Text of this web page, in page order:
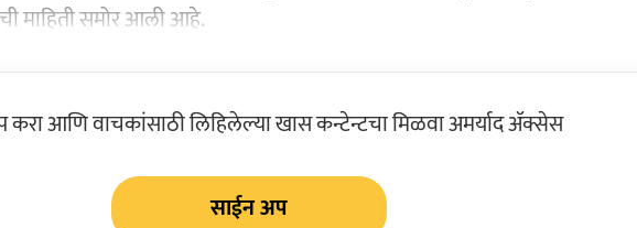
माहिती समोर आली आहे.
करा आणि वाचकांसाठी लिहिलेल्या खास कन्टेन्टचा मिळवा अमर्याद ॲक्सेस
साईन अप